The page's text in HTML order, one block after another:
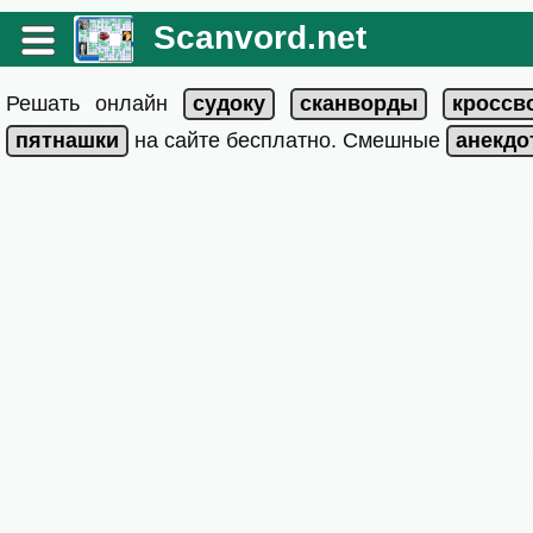
Scanvord.net
Решать онлайн
на сайте бесплатно. Смешные